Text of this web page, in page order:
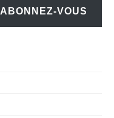
ABONNEZ-VOUS